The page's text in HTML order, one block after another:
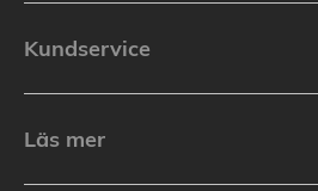
Kundservice
Läs mer